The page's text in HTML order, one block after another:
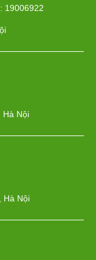
19006922
Hà Nội
Hà Nội